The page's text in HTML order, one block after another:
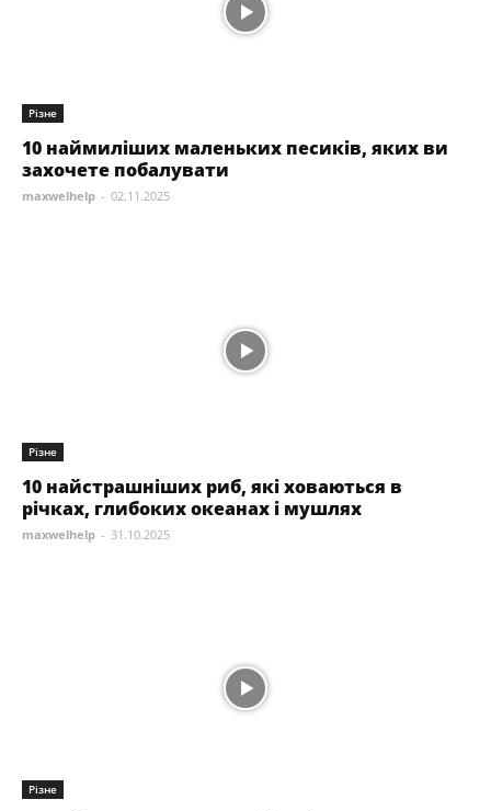
Різне
10 наймиліших маленьких песиків, яких ви
захочете побалувати
maxwelhelp - 02.11.2025
Різне
10 найстрашніших риб, які ховаються в
річках, глибоких океанах і мушлях
maxwelhelp - 31.10.2025
Різне